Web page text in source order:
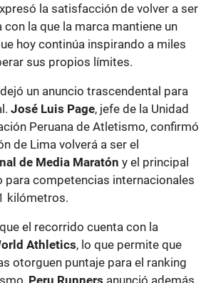
la satisfacción de volver a ser
con la que la marca mantiene un
hoy continúa inspirando a miles
sus propios límites.
un anuncio trascendental para
José Luis Page, jefe de la Unidad
Peruana de Atletismo, confirmó
de Lima volverá a ser el
de Media Maratón y el principal
competencias internacionales
kilómetros.
el recorrido cuenta con la
Athletics, lo que permite que
otorguen puntaje para el ranking
Peru Runners anunció además